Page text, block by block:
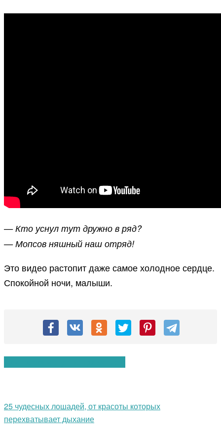
— Кто уснул тут дружно в ряд?
— Мопсов няшный наш отряд!
Это видео растопит даже самое холодное сердце.
Спокойной ночи, малыши.
25 чудесных лошадей, от красоты которых
перехватывает дыхание